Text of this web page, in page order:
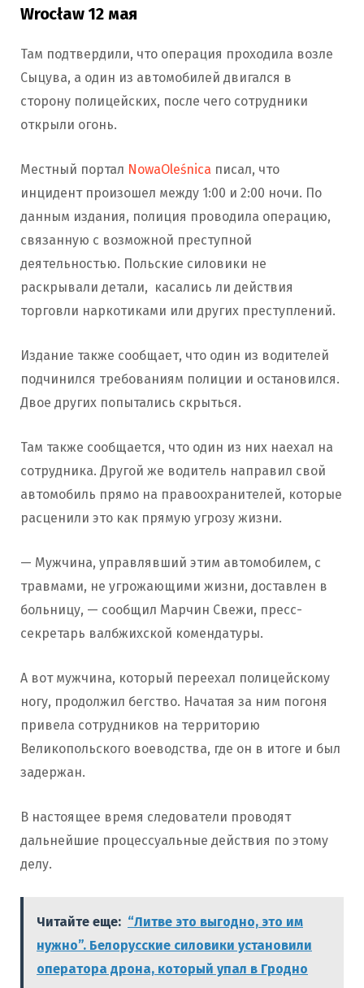
Wrocław 12 мая
Там подтвердили, что операция проходила возле
Сыцува, а один из автомобилей двигался в
сторону полицейских, после чего сотрудники
открыли огонь.
Местный портал NowaOleśnica писал, что
инцидент произошел между 1:00 и 2:00 ночи. По
данным издания, полиция проводила операцию,
связанную с возможной преступной
деятельностью. Польские силовики не
раскрывали детали, касались ли действия
торговли наркотиками или других преступлений.
Издание также сообщает, что один из водителей
подчинился требованиям полиции и остановился.
Двое других попытались скрыться.
Там также сообщается, что один из них наехал на
сотрудника. Другой же водитель направил свой
автомобиль прямо на правоохранителей, которые
расценили это как прямую угрозу жизни.
— Мужчина, управлявший этим автомобилем, с
травмами, не угрожающими жизни, доставлен в
больницу, — сообщил Марчин Свежи, пресс-
секретарь валбжихской комендатуры.
А вот мужчина, который переехал полицейскому
ногу, продолжил бегство. Начатая за ним погоня
привела сотрудников на территорию
Великопольского воеводства, где он в итоге и был
задержан.
В настоящее время следователи проводят
дальнейшие процессуальные действия по этому
делу.
Читайте еще: “Литве это выгодно, это им
нужно”. Белорусские силовики установили
оператора дрона, который упал в Гродно